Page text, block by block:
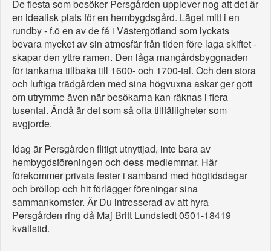
De flesta som besöker Persgården upplever nog att det är
en idealisk plats för en hembygdsgård. Läget mitt i en
rundby - f.ö en av de få i Västergötland som lyckats
bevara mycket av sin atmosfär från tiden före laga skiftet -
skapar den yttre ramen. Den låga mangårdsbyggnaden
för tankarna tillbaka till 1600- och 1700-tal. Och den stora
och luftiga trädgården med sina högvuxna askar ger gott
om utrymme även när besökarna kan räknas i flera
tusental. Ändå är det som så ofta tillfälligheter som
avgjorde.
Idag är Persgården flitigt utnyttjad, inte bara av
hembygdsföreningen och dess medlemmar. Här
förekommer privata fester i samband med högtidsdagar
och bröllop och hit förlägger föreningar sina
sammankomster. Är Du intresserad av att hyra
Persgården ring då Maj Britt Lundstedt 0501-18419
kvällstid.